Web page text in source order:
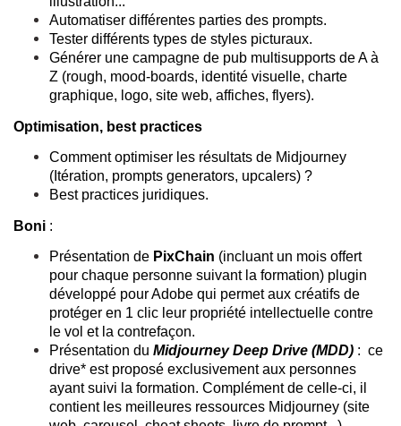
Automatiser différentes parties des prompts.
Tester différents types de styles picturaux.
Générer une campagne de pub multisupports de A à
Z (rough, mood-boards, identité visuelle, charte
graphique, logo, site web, affiches, flyers).
Optimisation, best practices
Comment optimiser les résultats de Midjourney
(Itération, prompts generators, upcalers) ?
Best practices juridiques.
Boni :
Présentation de PixChain (incluant un mois offert
pour chaque personne suivant la formation) plugin
développé pour Adobe qui permet aux créatifs de
protéger en 1 clic leur propriété intellectuelle contre
le vol et la contrefaçon.
Présentation du Midjourney Deep Drive (MDD) : ce
drive* est proposé exclusivement aux personnes
ayant suivi la formation. Complément de celle-ci, il
contient les meilleures ressources Midjourney (site